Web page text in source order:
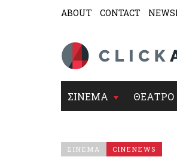
ABOUT CONTACT
ΣΙΝΕΜΑ ΘΕΑΤΡΟ
ΣΙΝΕΜΑ CINENEWS